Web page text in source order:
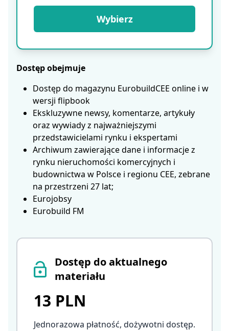
Dostęp do aktualnego
materiału
13 PLN
Jednorazowa płatność, dożywotni dostęp.
Wybierz
Dostęp obejmuje
Dostęp do magazynu EurobuildCEE online i w
wersji flipbook
Ekskluzywne newsy, komentarze, artykuły
oraz wywiady z najważniejszymi
przedstawicielami rynku i ekspertami
Archiwum zawierające dane i informacje z
rynku nieruchomości komercyjnych i
budownictwa w Polsce i regionu CEE, zebrane
na przestrzeni 27 lat;
Eurojobsy
Eurobuild FM